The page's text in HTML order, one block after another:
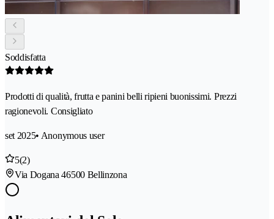
Soddisfatta
Prodotti di qualità, frutta e panini belli ripieni buonissimi. Prezzi
ragionevoli. Consigliato
set 2025• Anonymous user
5(2)
Via Dogana 46500 Bellinzona